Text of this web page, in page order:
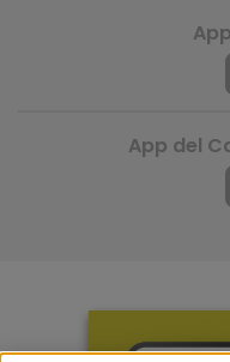
App del